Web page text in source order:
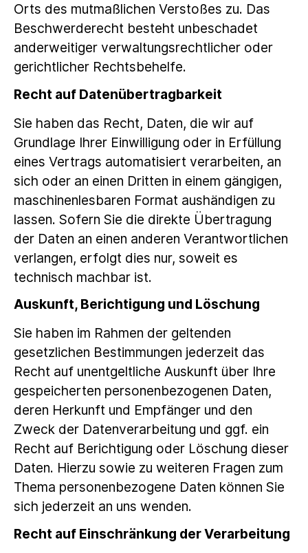
Orts des mutmaßlichen Verstoßes zu. Das
Beschwerderecht besteht unbeschadet
anderweitiger verwaltungsrechtlicher oder
gerichtlicher Rechtsbehelfe.
Recht auf Daten­übertrag­barkeit
Sie haben das Recht, Daten, die wir auf
Grundlage Ihrer Einwilligung oder in Erfüllung
eines Vertrags automatisiert verarbeiten, an
sich oder an einen Dritten in einem gängigen,
maschinenlesbaren Format aushändigen zu
lassen. Sofern Sie die direkte Übertragung
der Daten an einen anderen Verantwortlichen
verlangen, erfolgt dies nur, soweit es
technisch machbar ist.
Auskunft, Berichtigung und Löschung
Sie haben im Rahmen der geltenden
gesetzlichen Bestimmungen jederzeit das
Recht auf unentgeltliche Auskunft über Ihre
gespeicherten personenbezogenen Daten,
deren Herkunft und Empfänger und den
Zweck der Datenverarbeitung und ggf. ein
Recht auf Berichtigung oder Löschung dieser
Daten. Hierzu sowie zu weiteren Fragen zum
Thema personenbezogene Daten können Sie
sich jederzeit an uns wenden.
Recht auf Einschränkung der Verarbeitung